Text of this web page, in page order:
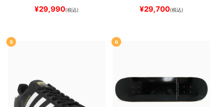
¥29,990(税込)
ートボード スケボー
¥29,700(税込)
5 6